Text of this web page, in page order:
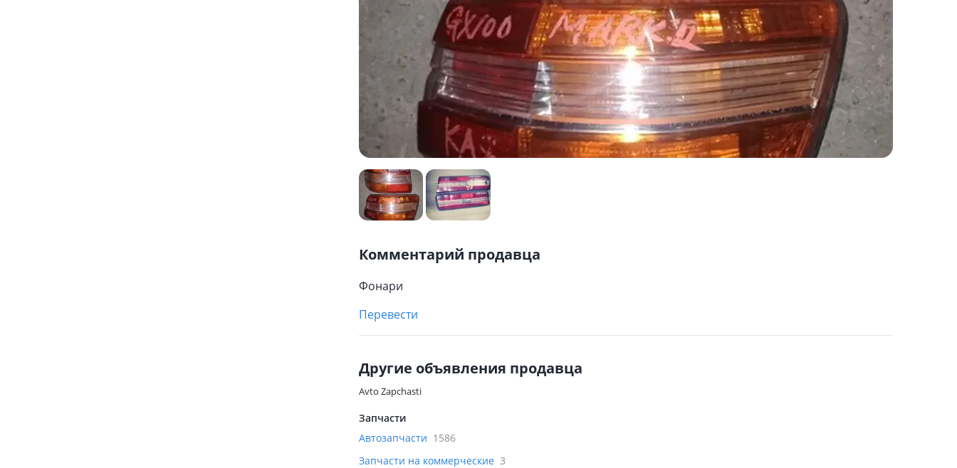
Комментарий продавца
Фонари
Перевести
Другие объявления продавца
Avto Zapchasti
Запчасти
Автозапчасти 1586
Запчасти на коммерческие 3